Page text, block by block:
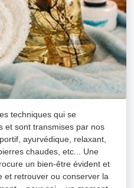
techniques qui se
et sont transmises par nos
ayurvédique, relaxant,
chaudes, etc... Une
un bien-être évident et
et retrouver ou conserver la